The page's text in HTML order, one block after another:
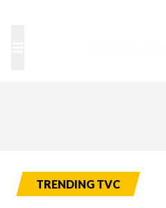
TRENDING TVC